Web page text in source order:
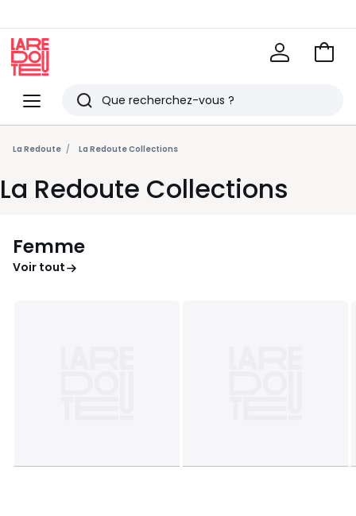
Menu
Redoute
Rechercher
Derniers
articles
vus
Voir
La Redoute La Redoute Collections
La Redoute Collections
Femme
Voir tout